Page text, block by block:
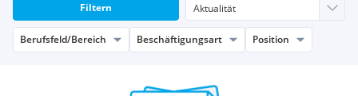
Filtern
Berufsfeld/Bereich Beschäftigungsart Position